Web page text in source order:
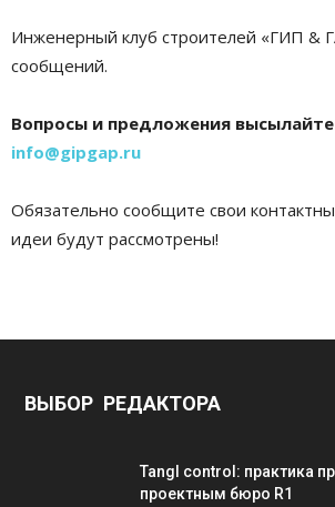
Инженерный клуб строителей «ГИП &
сообщений.
Вопросы и предложения высылайте
info@gipgap.ru
Обязательно сообщите свои
идеи будут рассмотрены!
ВЫБОР РЕДАКТОРА
Tangl control: практика
проектным бюро R1